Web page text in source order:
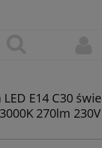
E14 C30
3000K 270lm 230V